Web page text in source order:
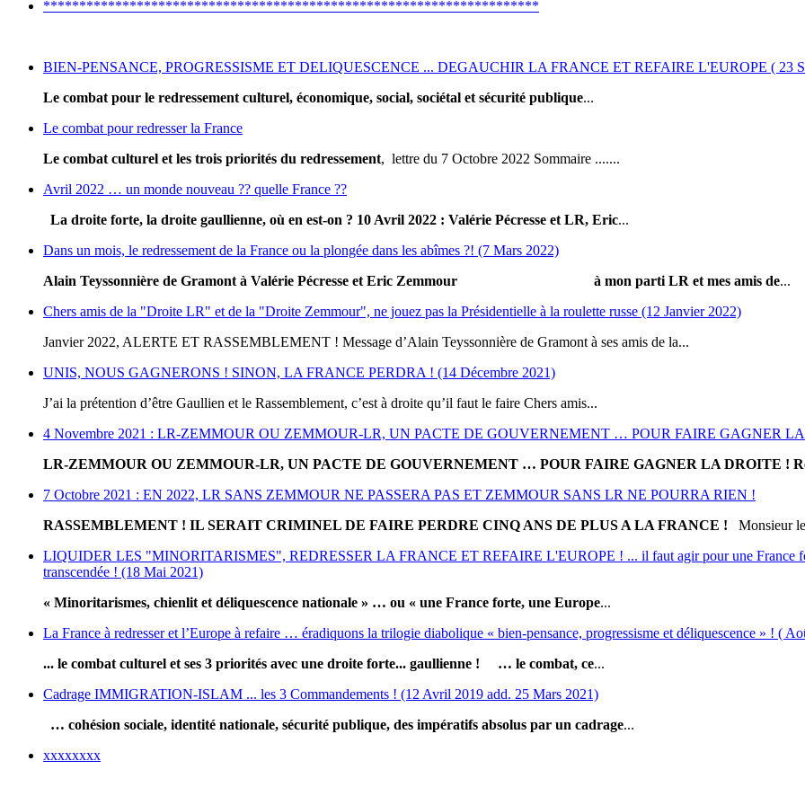
*********************************************************************
BIEN-PENSANCE, PROGRESSISME ET DELIQUESCENCE ... DEGAUCHIR LA FRANCE ET REFAIRE L'EUROPE ( 23
Le combat pour le redressement culturel, économique, social, sociétal et sécurité publique...
Le combat pour redresser la France
Le combat culturel et les trois priorités du redressement, lettre du 7 Octobre 2022 Sommaire .......
Avril 2022 … un monde nouveau ?? quelle France ??
La droite forte, la droite gaullienne, où en est-on ? 10 Avril 2022 : Valérie Pécresse et LR, Eric...
Dans un mois, le redressement de la France ou la plongée dans les abîmes ?! (7 Mars 2022)
Alain Teyssonnière de Gramont à Valérie Pécresse et Eric Zemmour à mon parti LR et mes amis de...
Chers amis de la "Droite LR" et de la "Droite Zemmour", ne jouez pas la Présidentielle à la roulette russe (12 Janvier 2022)
Janvier 2022, ALERTE ET RASSEMBLEMENT ! Message d’Alain Teyssonnière de Gramont à ses amis de la...
UNIS, NOUS GAGNERONS ! SINON, LA FRANCE PERDRA ! (14 Décembre 2021)
J’ai la prétention d’être Gaullien et le Rassemblement, c’est à droite qu’il faut le faire Chers amis...
4 Novembre 2021 : LR-ZEMMOUR OU ZEMMOUR-LR, UN PACTE DE GOUVERNEMENT … POUR FAIRE GAGNER
LR-ZEMMOUR OU ZEMMOUR-LR, UN PACTE DE GOUVERNEMENT … POUR FAIRE GAGNER LA DROITE !
7 Octobre 2021 : EN 2022, LR SANS ZEMMOUR NE PASSERA PAS ET ZEMMOUR SANS LR NE POURRA RIEN !
RASSEMBLEMENT ! IL SERAIT CRIMINEL DE FAIRE PERDRE CINQ ANS DE PLUS A LA FRANCE ! Monsieur
LIQUIDER LES "MINORITARISMES", REDRESSER LA FRANCE ET REFAIRE L'EUROPE ! ... il faut agir pour une France
transcendée ! (18 Mai 2021)
« Minoritarismes, chienlit et déliquescence nationale » … ou « une France forte, une Europe...
La France à redresser et l’Europe à refaire … éradiquons la trilogie diabolique « bien-pensance, progressisme et déliquescence » ! (
... le combat culturel et ses 3 priorités avec une droite forte... gaullienne !
… le combat, ce...
Cadrage IMMIGRATION-ISLAM ... les 3 Commandements ! (12 Avril 2019 add. 25 Mars 2021)
… cohésion sociale, identité nationale, sécurité publique, des impératifs absolus par un cadrage...
xxxxxxxx